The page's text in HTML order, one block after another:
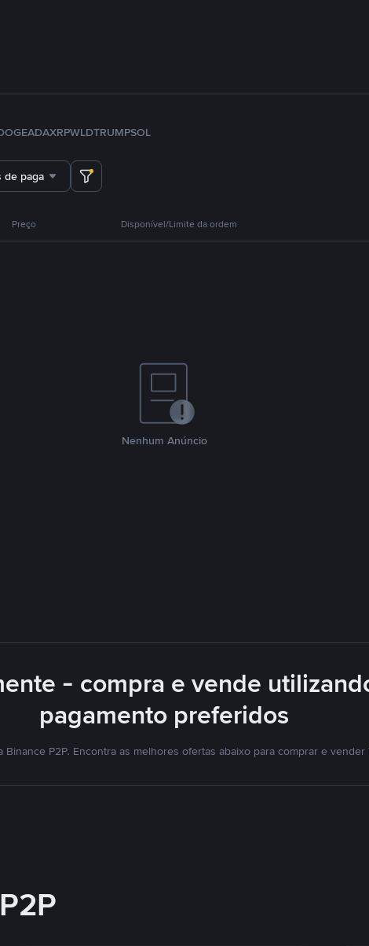
ADAXRPWLDTRUMPSOL
pagamento
Preço Disponível/Limite da ordem
Nenhum Anúncio
- compra e vende
pagamento preferidos
Binance P2P. Encontra as melhores ofertas abaixo para comprar e vender